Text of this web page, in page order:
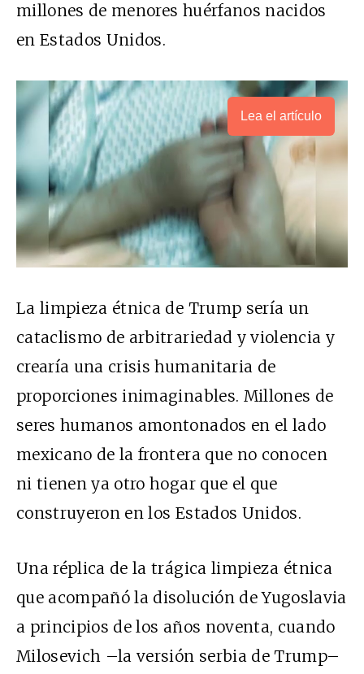
millones de menores huérfanos nacidos
en Estados Unidos.
Lea el artículo
La limpieza étnica de Trump sería un
cataclismo de arbitrariedad y violencia y
crearía una crisis humanitaria de
proporciones inimaginables. Millones de
seres humanos amontonados en el lado
mexicano de la frontera que no conocen
ni tienen ya otro hogar que el que
construyeron en los Estados Unidos.
Una réplica de la trágica limpieza étnica
que acompañó la disolución de Yugoslavia
a principios de los años noventa, cuando
Milosevich –la versión serbia de Trump–